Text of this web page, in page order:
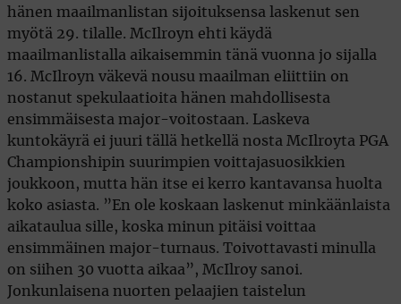
hänen maailmanlistan sijoituksensa laskenut sen
myötä 29. tilalle. McIlroyn ehti käydä
maailmanlistalla aikaisemmin tänä vuonna jo sijalla
16. McIlroyn väkevä nousu maailman eliittiin on
nostanut spekulaatioita hänen mahdollisesta
ensimmäisesta major-voitostaan. Laskeva
kuntokäyrä ei juuri tällä hetkellä nosta McIlroyta PGA
Championshipin suurimpien voittajasuosikkien
joukkoon, mutta hän itse ei kerro kantavansa huolta
koko asiasta. ”En ole koskaan laskenut minkäänlaista
aikataulua sille, koska minun pitäisi voittaa
ensimmäinen major-turnaus. Toivottavasti minulla
on siihen 30 vuotta aikaa”, McIlroy sanoi.
Jonkunlaisena nuorten pelaajien taistelun